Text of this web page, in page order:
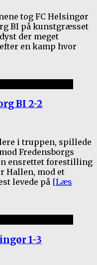
tog FC Helsingør
BI på kunstgræsset
der meget
en kamp hvor
BI 2-2
i truppen, spillede
Fredensborgs
ensrettet forestilling
Hallen, mod et
levede på [Læs
1-3